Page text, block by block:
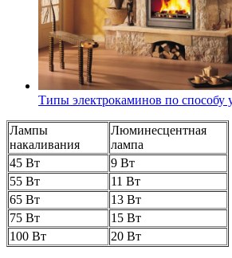
Типы электрокаминов по способу
Лампы
накаливания
Люминесцентная
лампа
45 Вт
9 Вт
55 Вт
11 Вт
65 Вт
13 Вт
75 Вт
15 Вт
100 Вт
20 Вт